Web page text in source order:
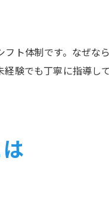
ト体制です。なぜ
験でも丁寧に指導し